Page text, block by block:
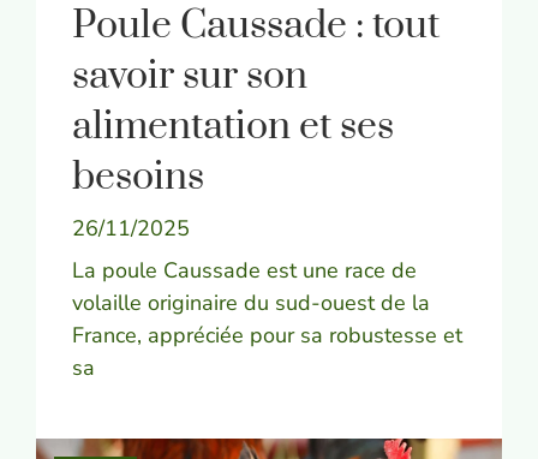
Poule Caussade : tout
savoir sur son
alimentation et ses
besoins
26/11/2025
La poule Caussade est une race de
volaille originaire du sud-ouest de la
France, appréciée pour sa robustesse et
sa